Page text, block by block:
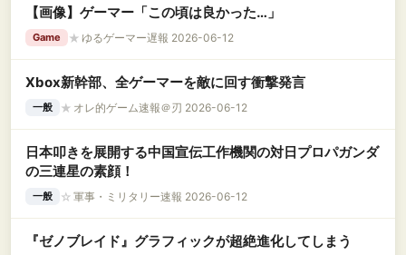
【画像】ゲーマー「この頃は良かった…」
Game ★ ゆるゲーマー遅報 2026-06-12
Xbox新幹部、全ゲーマーを敵に回す衝撃発言
一般 ★ オレ的ゲーム速報＠刃 2026-06-12
日本叩きを展開する中国宣伝工作機関の対日プロパガンダ
の三連星の素顔！
一般 ☆ 軍事・ミリタリー速報 2026-06-12
『ゼノブレイド』グラフィックが超絶進化してしまう